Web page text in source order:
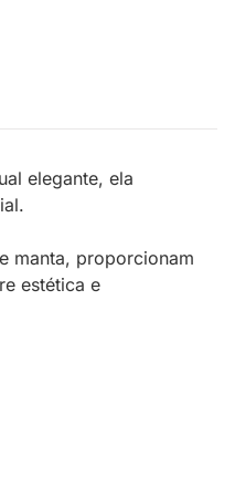
elegante, ela
manta, proporcionam
estética e